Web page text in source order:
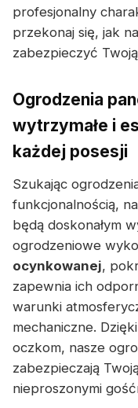
profesjonalny
przekonaj się, jak
zabezpieczyć
Ogrodzenia
wytrzymałe i
każdej posesji
Szukając
funkcjonalnością,
będą doskonałym
ogrodzeniowe
ocynkowanej,
zapewnia ich
warunki
mechaniczne.
oczkom, nasze
zabezpieczają
nieproszonymi